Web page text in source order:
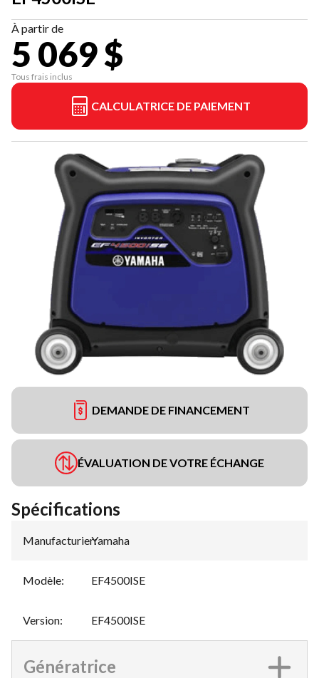
À partir de
5 069 $
Tous frais inclus
CALCULATRICE DE PAIEMENT
DEMANDE DE FINANCEMENT
ÉVALUATION DE VOTRE ÉCHANGE
Spécifications
Manufacturier:
Yamaha
Modèle: EF4500ISE
Version: EF4500ISE
Génératrice